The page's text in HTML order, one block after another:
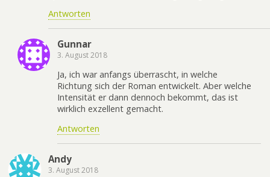
Antworten
Gunnar
3. August 2018
Ja, ich war anfangs überrascht, in welche
Richtung sich der Roman entwickelt. Aber welche
Intensität er dann dennoch bekommt, das ist
wirklich exzellent gemacht.
Antworten
Andy
3. August 2018